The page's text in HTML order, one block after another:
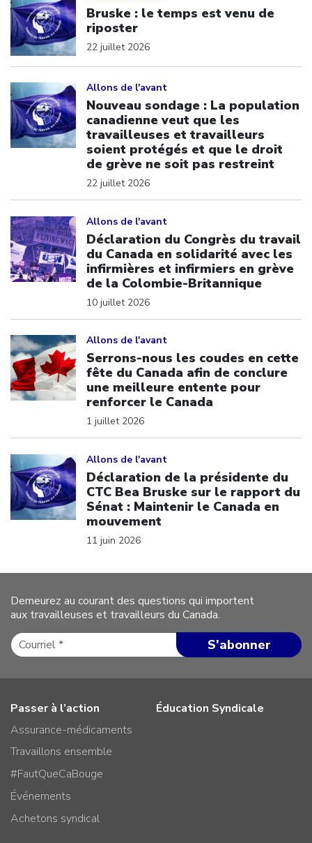
Bruske : le temps est venu de
riposter
22 juillet 2026
Allons de l'avant
Nouveau sondage : La population
canadienne veut que les
travailleuses et travailleurs
soient protégés et que le droit
de grève ne soit pas restreint
22 juillet 2026
Allons de l'avant
Déclaration du Congrès du travail
du Canada en solidarité avec les
infirmières et infirmiers en grève
de la Colombie-Britannique
10 juillet 2026
Allons de l'avant
Serrons-nous les coudes en cette
fête du Canada afin de conclure
une meilleure entente pour
renforcer le Canada
1 juillet 2026
Allons de l'avant
Déclaration de la présidente du
CTC Bea Bruske sur le rapport du
Sénat : Maintenir le Canada en
mouvement
11 juin 2026
Demeurez au courant des questions qui importent
aux travailleuses et travailleurs du Canada.
Passer à l’action
Assurance-médicaments
Travaillons ensemble
#FautQueCaBouge
Événements
Achetons syndical
Éducation Syndicale